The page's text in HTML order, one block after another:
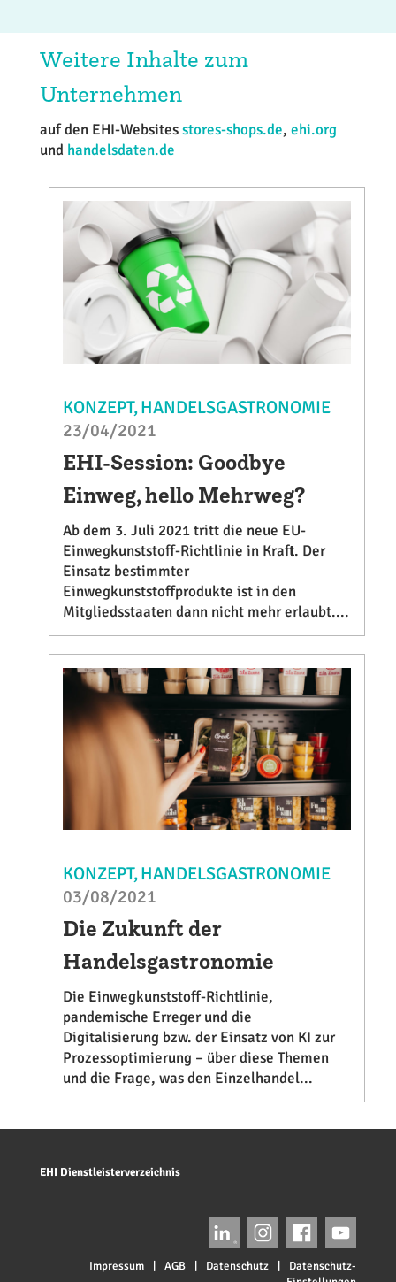
Weitere Inhalte zum
Unternehmen
auf den EHI-Websitesstores-shops.de, ehi.org
und handelsdaten.de
KONZEPT HANDELSGASTRONOMIE
23/04/2021
EHI-Session: Goodbye
Einweg, hello Mehrweg?
Ab dem 3. Juli 2021 tritt die neue EU-
Einwegkunststoff-Richtlinie in Kraft. Der
Einsatz bestimmter
Einwegkunststoffprodukte ist in den
Mitgliedsstaaten dann nicht mehr erlaubt....
KONZEPT HANDELSGASTRONOMIE
03/08/2021
Die Zukunft der
Handelsgastronomie
Die Einwegkunststoff-Richtlinie,
pandemische Erreger und die
Digitalisierung bzw. der Einsatz von KI zur
Prozessoptimierung – über diese Themen
und die Frage, was den Einzelhandel...
EHI Dienstleisterverzeichnis
Impressum | AGB | Datenschutz |
Datenschutz-